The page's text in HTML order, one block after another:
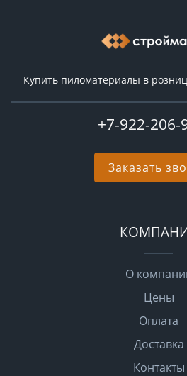
Купить пиломатериалы в
+7-922-206-
Заказать
О
Цены
Оплата
Доставка
Контакты